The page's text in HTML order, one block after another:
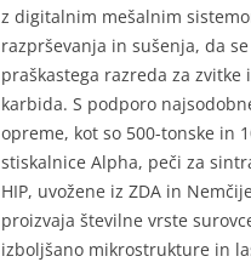
z digitalnim mešalnim
razprševanja in sušenja, da
praškastega razreda za zvitke
karbida. S podporo
opreme, kot so 500-tonske in
stiskalnice Alpha, peči za
HIP, uvožene iz ZDA in
proizvaja številne vrste
izboljšano mikrostrukture in